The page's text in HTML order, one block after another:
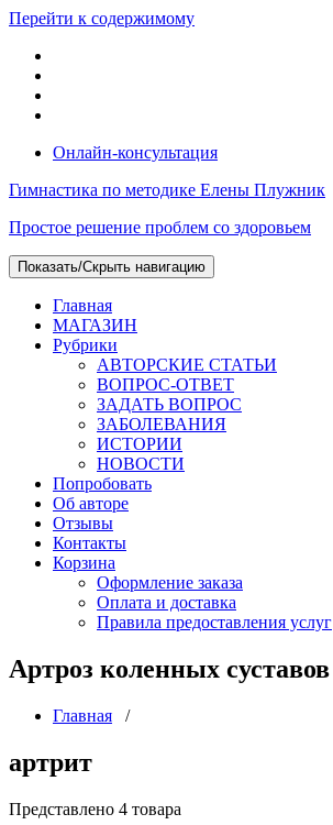
Перейти к содержимому
Онлайн-консультация
Гимнастика по методике Елены Плужник
Простое решение проблем со здоровьем
Показать/Скрыть навигацию
Главная
МАГАЗИН
Рубрики
АВТОРСКИЕ СТАТЬИ
ВОПРОС-ОТВЕТ
ЗАДАТЬ ВОПРОС
ЗАБОЛЕВАНИЯ
ИСТОРИИ
НОВОСТИ
Попробовать
Об авторе
Отзывы
Контакты
Корзина
Оформление заказа
Оплата и доставка
Правила предоставления услуг
Артроз коленных суставов
Главная /
артрит
Представлено 4 товара